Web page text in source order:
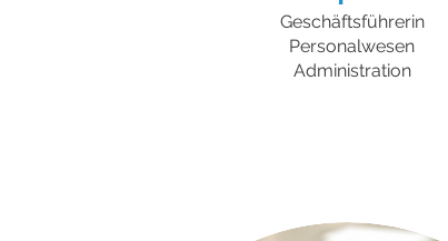
Geschäftsführerin
Personalwesen
Administration